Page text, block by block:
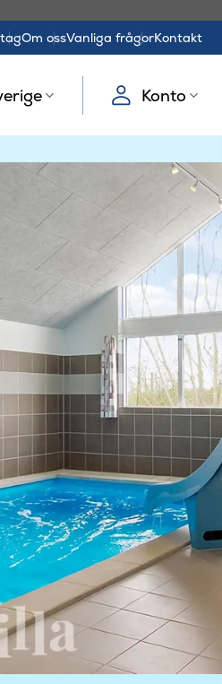
Om ossVanliga frågorKontakt
Konto